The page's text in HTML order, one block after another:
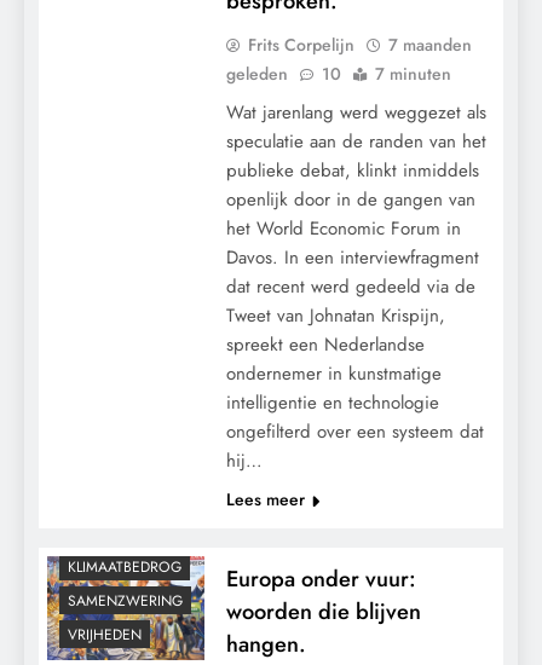
Frits Corpelijn
7 maanden
geleden
10 7 minuten
Wat jarenlang werd weggezet als
speculatie aan de randen van het
publieke debat, klinkt inmiddels
openlijk door in de gangen van
het World Economic Forum in
Davos. In een interviewfragment
dat recent werd gedeeld via de
Tweet van Johnatan Krispijn,
spreekt een Nederlandse
ondernemer in kunstmatige
intelligentie en technologie
ongefilterd over een systeem dat
hij…
Lees meer
KLIMAATBEDROG
SAMENZWERING
VRIJHEDEN
Europa onder vuur:
woorden die blijven
hangen.